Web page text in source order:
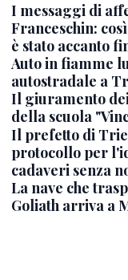
I messaggi di
Franceschin:
è stato accanto
Auto in fiamme
autostradale a
Il giuramento
della scuola
Il prefetto di
protocollo per
cadaveri senza
La nave che
Goliath arriva a